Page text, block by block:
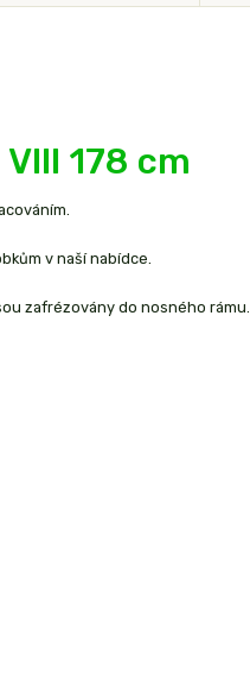
178 cm
v naší nabídce.
zafrézovány do nosného rámu.